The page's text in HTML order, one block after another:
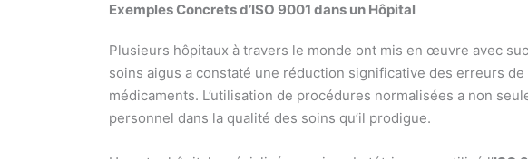
Exemples Concrets d’ISO 9001 dans un Hôpital
Plusieurs hôpitaux à travers le monde ont mis en œuvre avec
soins aigus a constaté une réduction significative des erreurs
médicaments. L’utilisation de procédures normalisées a non
personnel dans la qualité des soins qu’il prodigue.